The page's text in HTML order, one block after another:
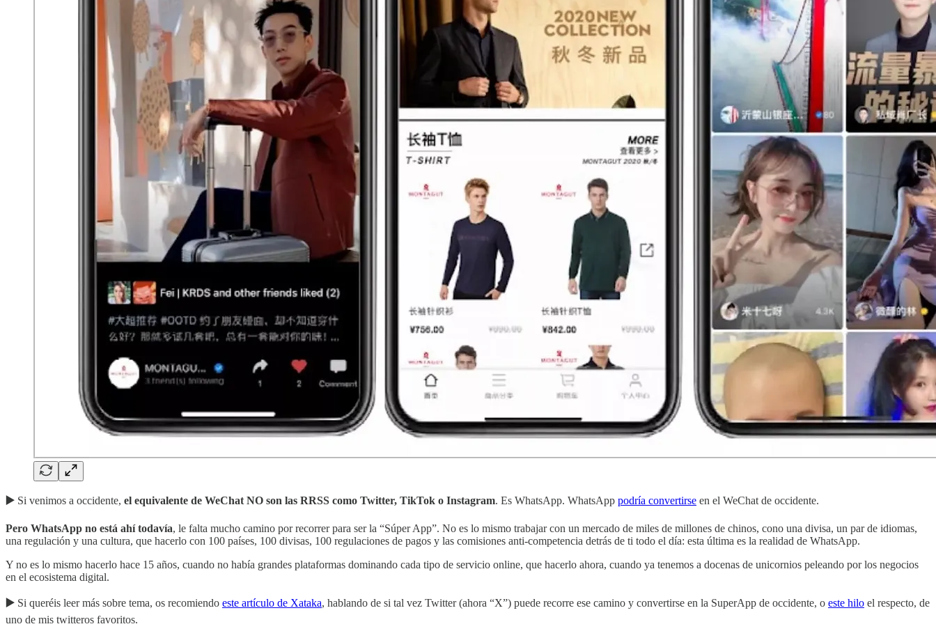
▶️ Si venimos a occidente, el equivalente de WeChat NO son las RRSS como Twitter, TikTok o Instagram. Es WhatsApp. WhatsApp podría convertirse en el WeChat de occidente.
Pero WhatsApp no está ahí todavía, le falta mucho camino por recorrer para ser la “Súper App”. No es lo mismo trabajar con un mercado de miles de millones de chinos, cono una divisa, un par de idiomas,
una regulación y una cultura, que hacerlo con 100 países, 100 divisas, 100 regulaciones de pagos y las comisiones anti-competencia detrás de ti todo el día: esta última es la realidad de WhatsApp.
Y no es lo mismo hacerlo hace 15 años, cuando no había grandes plataformas dominando cada tipo de servicio online, que hacerlo ahora, cuando ya tenemos a docenas de unicornios peleando por los negocios
en el ecosistema digital.
▶️ Si queréis leer más sobre tema, os recomiendo este artículo de Xataka, hablando de si tal vez Twitter (ahora “X”) puede recorre ese camino y convertirse en la SuperApp de occidente, o este hilo el respecto, de
uno de mis twitteros favoritos.